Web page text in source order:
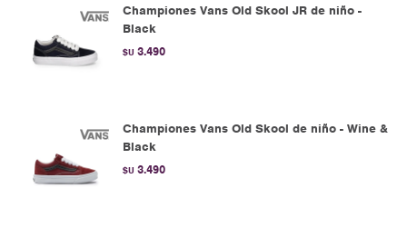
Championes Vans Old Skool JR de niño -
Black
$U 3.490
Championes Vans Old Skool de niño - Wine &
Black
$U 3.490